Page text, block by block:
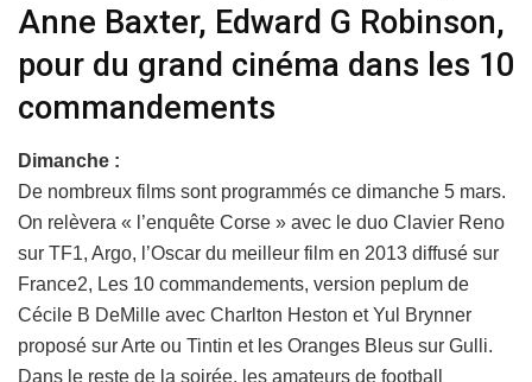
Anne Baxter, Edward G Robinson,
pour du grand cinéma dans les 10
commandements
Dimanche :
De nombreux films sont programmés ce dimanche 5 mars.
On relèvera « l’enquête Corse » avec le duo Clavier Reno
sur TF1, Argo, l’Oscar du meilleur film en 2013 diffusé sur
France2, Les 10 commandements, version peplum de
Cécile B DeMille avec Charlton Heston et Yul Brynner
proposé sur Arte ou Tintin et les Oranges Bleus sur Gulli.
Dans le reste de la soirée, les amateurs de football